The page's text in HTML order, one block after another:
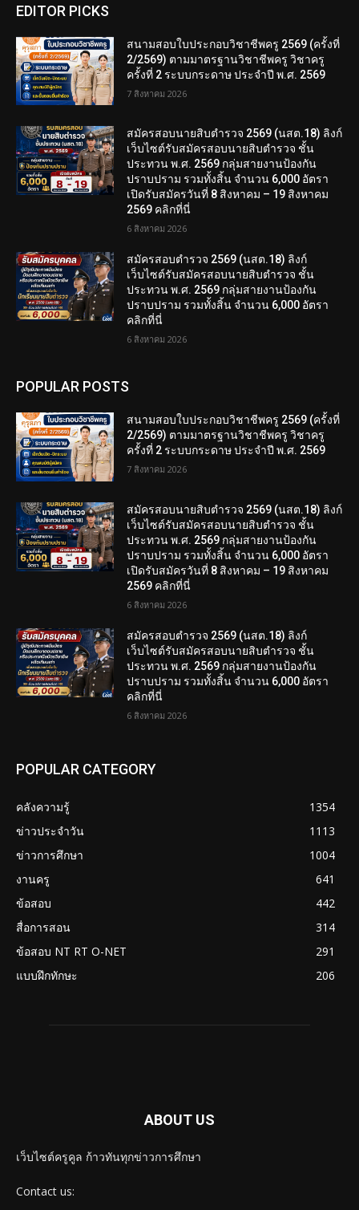
EDITOR PICKS
สนามสอบใบประกอบวิชาชีพครู 2569 (ครั้งที่
2/2569) ตามมาตรฐานวิชาชีพครู วิชาครู
ครั้งที่ 2 ระบบกระดาษ ประจำปี พ.ศ. 2569
7 สิงหาคม 2026
สมัครสอบนายสิบตำรวจ 2569 (นสต.18) ลิงก์
เว็บไซต์รับสมัครสอบนายสิบตำรวจ ชั้น
ประทวน พ.ศ. 2569 กลุ่มสายงานป้องกัน
ปราบปราม รวมทั้งสิ้น จำนวน 6,000 อัตรา
เปิดรับสมัครวันที่ 8 สิงหาคม – 19 สิงหาคม
2569 คลิกที่นี่
6 สิงหาคม 2026
สมัครสอบตํารวจ 2569 (นสต.18) ลิงก์
เว็บไซต์รับสมัครสอบนายสิบตำรวจ ชั้น
ประทวน พ.ศ. 2569 กลุ่มสายงานป้องกัน
ปราบปราม รวมทั้งสิ้น จำนวน 6,000 อัตรา
คลิกที่นี่
6 สิงหาคม 2026
POPULAR POSTS
สนามสอบใบประกอบวิชาชีพครู 2569 (ครั้งที่
2/2569) ตามมาตรฐานวิชาชีพครู วิชาครู
ครั้งที่ 2 ระบบกระดาษ ประจำปี พ.ศ. 2569
7 สิงหาคม 2026
สมัครสอบนายสิบตำรวจ 2569 (นสต.18) ลิงก์
เว็บไซต์รับสมัครสอบนายสิบตำรวจ ชั้น
ประทวน พ.ศ. 2569 กลุ่มสายงานป้องกัน
ปราบปราม รวมทั้งสิ้น จำนวน 6,000 อัตรา
เปิดรับสมัครวันที่ 8 สิงหาคม – 19 สิงหาคม
2569 คลิกที่นี่
6 สิงหาคม 2026
สมัครสอบตํารวจ 2569 (นสต.18) ลิงก์
เว็บไซต์รับสมัครสอบนายสิบตำรวจ ชั้น
ประทวน พ.ศ. 2569 กลุ่มสายงานป้องกัน
ปราบปราม รวมทั้งสิ้น จำนวน 6,000 อัตรา
คลิกที่นี่
6 สิงหาคม 2026
POPULAR CATEGORY
คลังความรู้
1354
ข่าวประจำวัน
1113
ข่าวการศึกษา
1004
งานครู
641
ข้อสอบ
442
สื่อการสอน
314
ข้อสอบ NT RT O-NET
291
แบบฝึกทักษะ
206
ABOUT US
เว็บไซต์ครูคูล ก้าวทันทุกข่าวการศึกษา
Contact us: